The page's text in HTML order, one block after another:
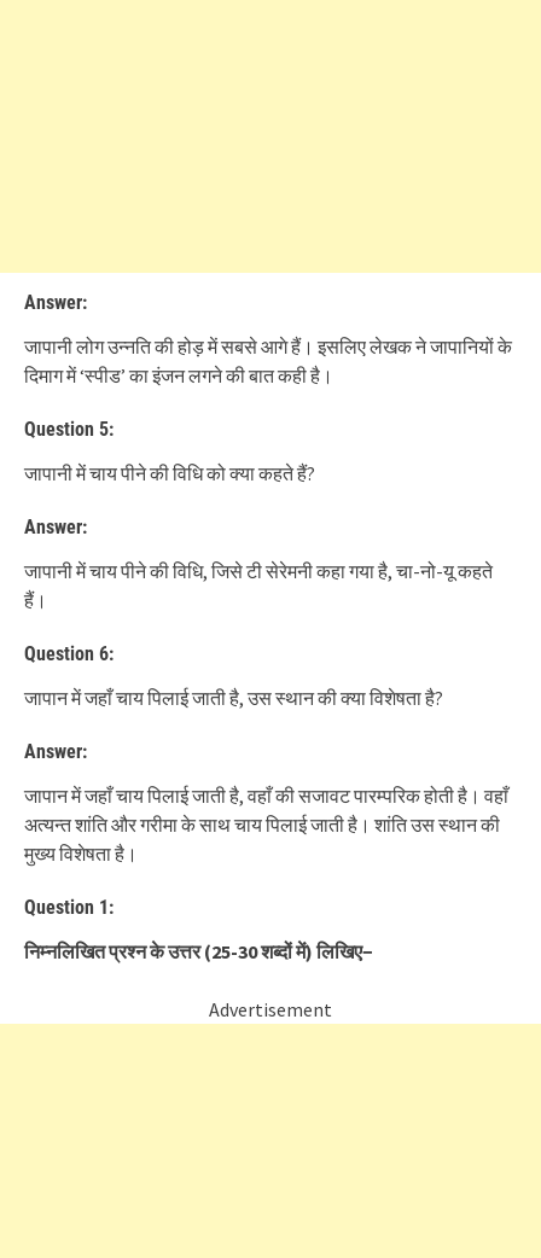
Answer:
जापानी लोग उन्नति की होड़ में सबसे आगे हैं। इसलिए लेखक ने जापानियों के
दिमाग में ‘स्पीड’ का इंजन लगने की बात कही है।
Question 5:
जापानी में चाय पीने की विधि को क्या कहते हैं?
Answer:
जापानी में चाय पीने की विधि, जिसे टी सेरेमनी कहा गया है, चा-नो-यू कहते
हैं।
Question 6:
जापान में जहाँ चाय पिलाई जाती है, उस स्थान की क्या विशेषता है?
Answer:
जापान में जहाँ चाय पिलाई जाती है, वहाँ की सजावट पारम्परिक होती है। वहाँ
अत्यन्त शांति और गरीमा के साथ चाय पिलाई जाती है। शांति उस स्थान की
मुख्य विशेषता है।
Question 1:
निम्नलिखित प्रश्न के उत्तर(25-30शब्दों में)लिखिए−
Advertisement